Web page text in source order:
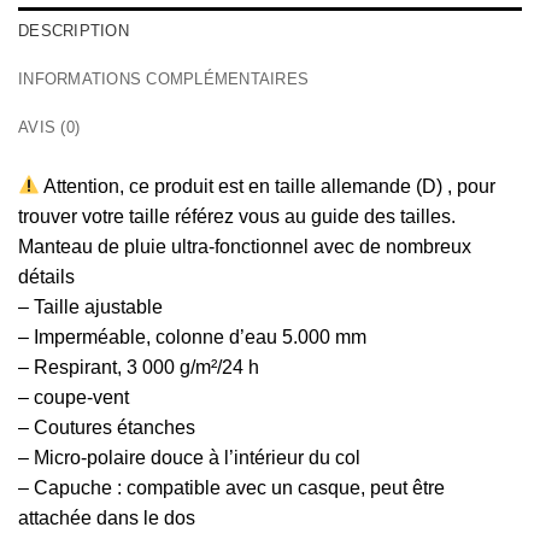
DESCRIPTION
INFORMATIONS COMPLÉMENTAIRES
AVIS (0)
Attention, ce produit est en taille allemande (D) , pour
trouver votre taille référez vous au guide des tailles.
Manteau de pluie ultra-fonctionnel avec de nombreux
détails
– Taille ajustable
– Imperméable, colonne d’eau 5.000 mm
– Respirant, 3 000 g/m²/24 h
– coupe-vent
– Coutures étanches
– Micro-polaire douce à l’intérieur du col
– Capuche : compatible avec un casque, peut être
attachée dans le dos